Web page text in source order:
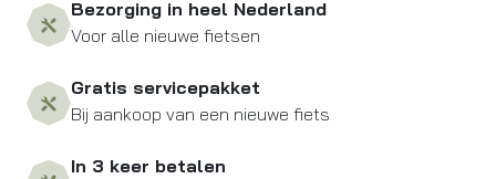
Bezorging in heel Nederland
Voor alle nieuwe fietsen
Gratis servicepakket
Bij aankoop van een nieuwe fiets
In 3 keer betalen